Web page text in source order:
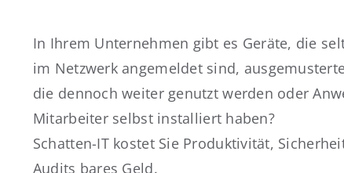
In Ihrem Unternehmen gibt es Geräte, die
im Netzwerk angemeldet sind,
die dennoch weiter genutzt werden oder
Mitarbeiter selbst installiert haben?
Schatten-IT kostet Sie Produktivität,
Audits bares Geld.